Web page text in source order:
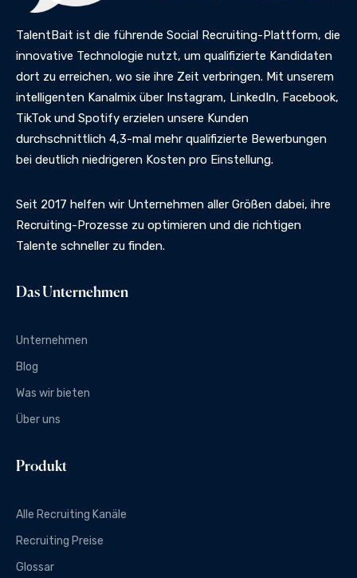
TalentBait ist die führende Social Recruiting-Plattform, die
innovative Technologie nutzt, um qualifizierte Kandidaten
dort zu erreichen, wo sie ihre Zeit verbringen. Mit unserem
intelligenten Kanalmix über Instagram, LinkedIn, Facebook,
TikTok und Spotify erzielen unsere Kunden
durchschnittlich 4,3-mal mehr qualifizierte Bewerbungen
bei deutlich niedrigeren Kosten pro Einstellung.
Seit 2017 helfen wir Unternehmen aller Größen dabei, ihre
Recruiting-Prozesse zu optimieren und die richtigen
Talente schneller zu finden.
Das Unternehmen
Unternehmen
Blog
Was wir bieten
Über uns
Produkt
Alle Recruiting Kanäle
Recruiting Preise
Glossar